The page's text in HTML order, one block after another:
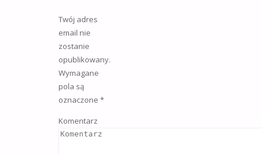
Twój adres
email nie
zostanie
opublikowany.
Wymagane
pola są
oznaczone *
Komentarz